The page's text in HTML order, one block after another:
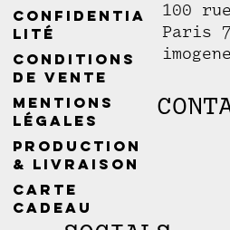
Mentions
légales
Conditions
de vente
Confidentia
lité
Production
& livraison
Carte
cadeau
100
Paris